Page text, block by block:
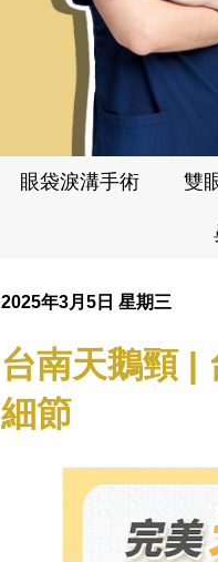
眼袋淚溝手術 雙
2025年3月5日 星期三
台南天鵝頸 |
細節